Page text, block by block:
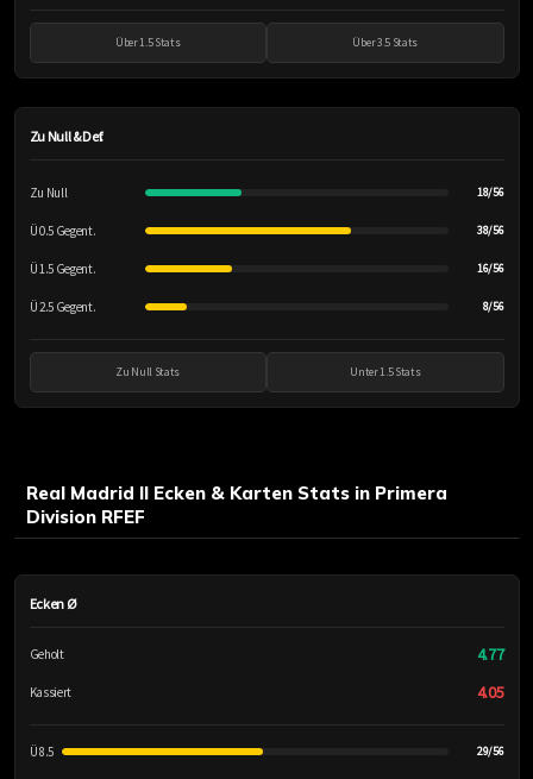
Über 1.5 Stats Über 3.5 Stats
Zu Null & Def.
Zu Null 18/56
Ü 0.5 Gegent. 38/56
Ü 1.5 Gegent. 16/56
Ü 2.5 Gegent. 8/56
Zu Null Stats Unter 1.5 Stats
Real Madrid II Ecken & Karten Stats in Primera
Division RFEF
Ecken Ø
Geholt 4.77
Kassiert 4.05
Ü 8.5 29/56